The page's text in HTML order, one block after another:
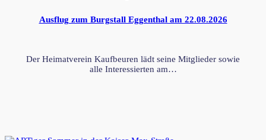
Ausflug zum Burgstall Eggenthal am 22.08.2026
Der Heimatverein Kaufbeuren lädt seine Mitglieder sowie
alle Interessierten am…